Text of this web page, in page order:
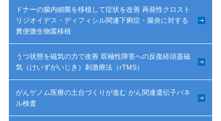
ドナーの腸内細菌を移植して症状を改善 再発性クロスト
リジオイデス・ディフィシル関連下痢症・腸炎に対する
糞便微生物叢移植
うつ状態を磁気の力で改善 双極性障害への反復経頭蓋磁
気（けいずがいじき）刺激療法（rTMS）
がんゲノム医療の土台づくりが進む がん関連遺伝子パネ
ル検査